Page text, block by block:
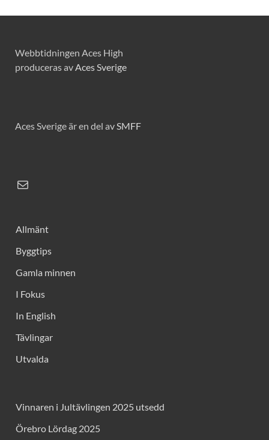
Webbtidningen Aces High
produceras avAces Sverige
Aces Sverige är en del avSMFF
Allmänt
Byggtips
Gamla minnen
I Fokus
In English
Tävlingar
Utvalda
Vinnaren i Jultävlingen 2025 utsedd
Örebro Lördag 2025